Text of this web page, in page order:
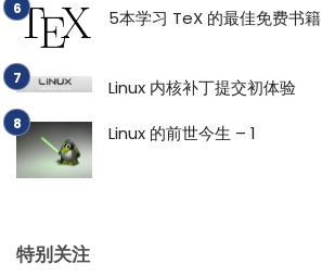
5本学习 TeX 的最佳免费书籍
Linux 内核补丁提交初体验
Linux 的前世今生 – 1
特别关注